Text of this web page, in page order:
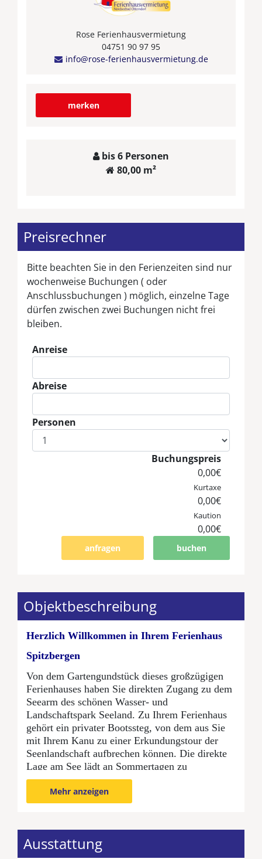
Rose Ferienhausvermietung
04751 90 97 95
info@rose-ferienhausvermietung.de
merken
bis 6 Personen
80,00 m²
Preisrechner
Bitte beachten Sie in den Ferienzeiten sind nur
wochenweise Buchungen ( oder
Anschlussbuchungen ) möglich, einzelne Tage
dürfen zwischen zwei Buchungen nicht frei
bleiben.
Anreise
Abreise
Personen
Eingabe Personen
Buchungspreis
0,00€
Kurtaxe
0,00€
Kaution
0,00€
buchen
anfragen
Objektbeschreibung
Herzlich Willkommen in Ihrem Ferienhaus
Spitzbergen
Von dem Gartengundstück dieses großzügigen
Ferienhauses haben Sie direkten Zugang zu dem
Seearm des schönen Wasser- und
Landschaftspark Seeland. Zu Ihrem Ferienhaus
gehört ein privater Bootssteg, von dem aus Sie
mit Ihrem Kanu zu einer Erkundungstour der
Seenlandschaft aufbrechen können. Die direkte
Lage am See lädt an Sommertagen zu
vergnüglichem Badespaß ein.
Das Ferienhaus in dänischer Holzbauweise ist
Wohnbereich mit Kaminofen können Sie hier
auch an Schietwettertagen eine erholsame Zeit
Mehr anzeigen
Ausstattung